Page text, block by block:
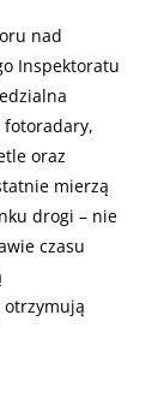
nad
Inspektoratu
fotoradary,
oraz
mierzą
drogi – nie
czasu